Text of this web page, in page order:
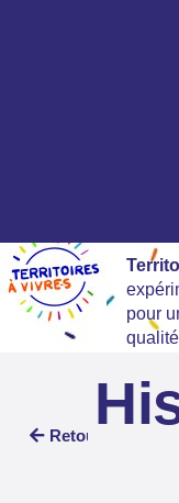
pour
qualité
Retour